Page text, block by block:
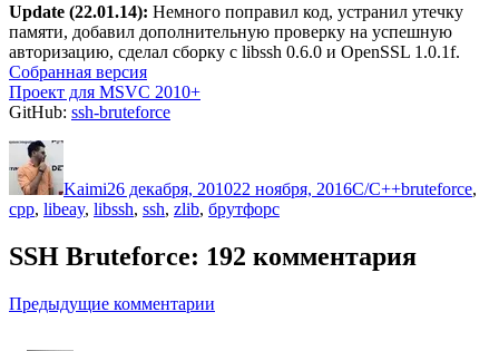
Update (22.01.14): Немного поправил код, устранил утечку
памяти, добавил дополнительную проверку на успешную
авторизацию, сделал сборку с libssh 0.6.0 и OpenSSL 1.0.1f.
Собранная версия
Проект для MSVC 2010+
GitHub: ssh-bruteforce
Автор
Kaimi26 декабря, 201022 ноября, 2016C/C++bruteforce,
cpp, libeay, libssh, ssh, zlib, брутфорс
SSH Bruteforce: 192 комментария
Навигация
Предыдущие комментарии